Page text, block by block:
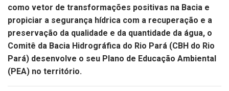
como vetor de transformações positivas na Bacia e
propiciar a segurança hídrica com a recuperação e a
preservação da qualidade e da quantidade da água, o
Comitê da Bacia Hidrográfica do Rio Pará (CBH do Rio
Pará) desenvolve o seu Plano de Educação Ambiental
(PEA) no território.